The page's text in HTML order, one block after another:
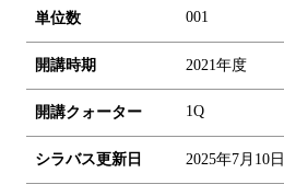
単位数 001
開講時期 2021年度
開講クォーター 1Q
シラバス更新日 2025年7月10日